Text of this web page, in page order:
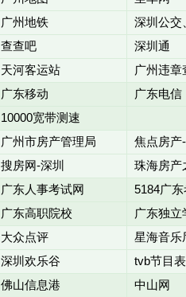
广州地铁
深圳公交
查查吧
深圳通
天河客运站
广州违章
广东移动
广东电信
10000宽带测速
广州市房产管理局
焦点房产
搜房网-深圳
珠海房产
广东人事考试网
5184广
广东高职院校
广东独立
大众点评
星海音乐
深圳欢乐谷
tvb节目表
佛山信息港
中山网